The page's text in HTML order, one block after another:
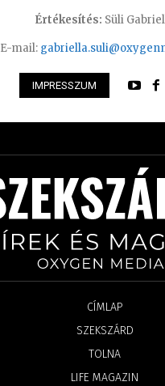
Értékesítés: Süli
E-mail:
IMPRESSZUM
CÍMLAP
SZEKSZÁRD
TOLNA
LIFE MAGAZIN